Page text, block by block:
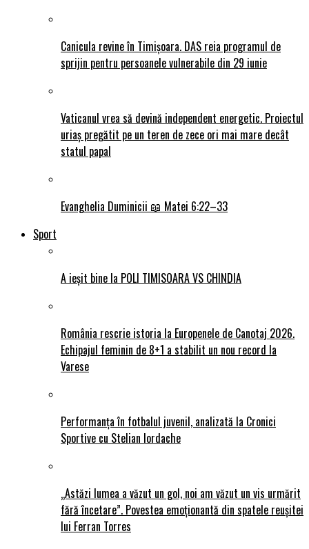
Canicula revine în Timișoara. DAS reia programul de
sprijin pentru persoanele vulnerabile din 29 iunie
Vaticanul vrea să devină independent energetic. Proiectul
uriaș pregătit pe un teren de zece ori mai mare decât
statul papal
Evanghelia Duminicii 📖 Matei 6:22–33
Sport
A ieșit bine la POLI TIMISOARA VS CHINDIA
România rescrie istoria la Europenele de Canotaj 2026.
Echipajul feminin de 8+1 a stabilit un nou record la
Varese
Performanța în fotbalul juvenil, analizată la Cronici
Sportive cu Stelian Iordache
„Astăzi lumea a văzut un gol, noi am văzut un vis urmărit
fără încetare”. Povestea emoționantă din spatele reușitei
lui Ferran Torres